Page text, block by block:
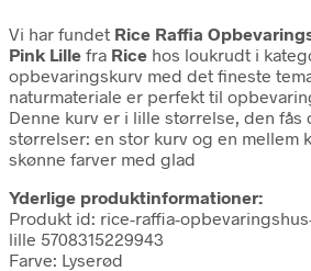
Vi har fundet Rice Raffia
Pink Lille fra Rice hos loukrudt i
opbevaringskurv med det fineste
naturmateriale er perfekt til
Denne kurv er i lille størrelse, den fås
størrelser: en stor kurv og en mellem
skønne farver med glad
Yderlige produktinformationer:
Produkt id: rice-raffia-
lille 5708315229943
Farve: Lyserød